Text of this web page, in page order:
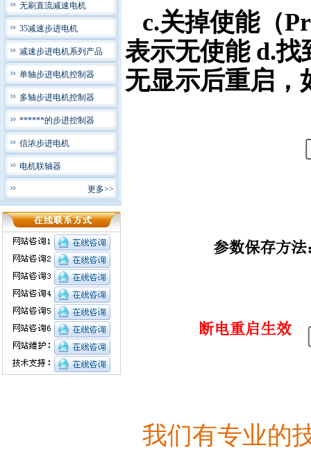
无刷直流减速电机
35减速步进电机
减速步进电机系列产品
单轴步进电机控制器
多轴步进电机控制器
******的步进控制器
信浓步进电机
电机联轴器
更多>>
c.关掉使能（
表示无使能 d.找
无显示后重启，
我们有专业的